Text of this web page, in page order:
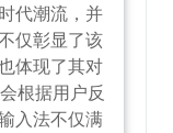
代潮流，并
仅彰显了该
体现了其对
根据用户反
入法不仅满